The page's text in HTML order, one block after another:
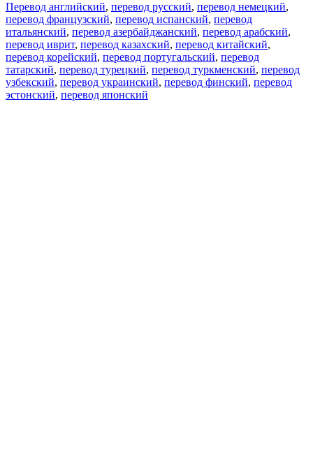
Перевод английский, перевод русский, перевод немецкий,
перевод французский, перевод испанский, перевод
итальянский, перевод азербайджанский, перевод арабский,
перевод иврит, перевод казахский, перевод китайский,
перевод корейский, перевод португальский, перевод
татарский, перевод турецкий, перевод туркменский, перевод
узбекский, перевод украинский, перевод финский, перевод
эстонский, перевод японский